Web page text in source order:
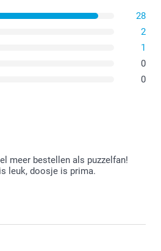
28
2
1
0
0
meer bestellen als puzzelfan!
leuk, doosje is prima.